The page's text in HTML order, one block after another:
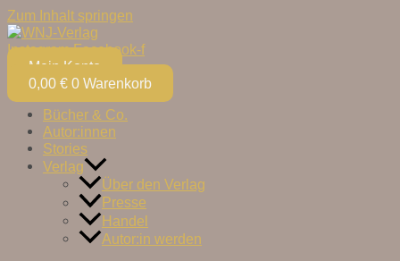
Zum Inhalt springen
Instagram Facebook-f
Mein Konto
0,00 € 0 Warenkorb
Bücher & Co.
Autor:innen
Stories
Verlag
Über den Verlag
Presse
Handel
Autor:in werden